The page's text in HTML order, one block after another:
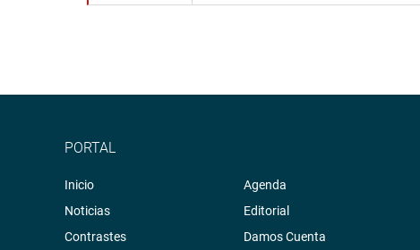
PORTAL
Inicio
Noticias
Contrastes
Agenda
Editorial
Damos Cuenta